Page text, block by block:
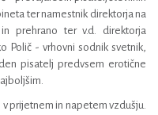
ter namestnik direktorja na
prehrano ter v.d. direktorja
Polič - vrhovni sodnik svetnik,
pisatelj predvsem erotične
prijetnem in napetem vzdušju.